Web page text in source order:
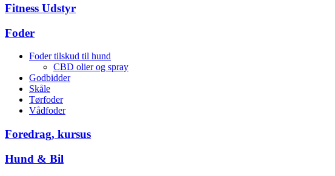
Fitness Udstyr
Foder
Foder tilskud til hund
CBD olier og spray
Godbidder
Skåle
Tørfoder
Vådfoder
Foredrag, kursus
Hund & Bil